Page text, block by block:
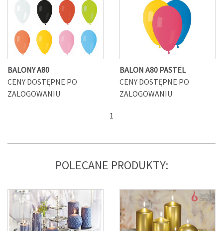
BALONY A80
CENY DOSTĘPNE PO
ZALOGOWANIU
BALON A80 PASTEL
CENY DOSTĘPNE PO
ZALOGOWANIU
1
POLECANE PRODUKTY: